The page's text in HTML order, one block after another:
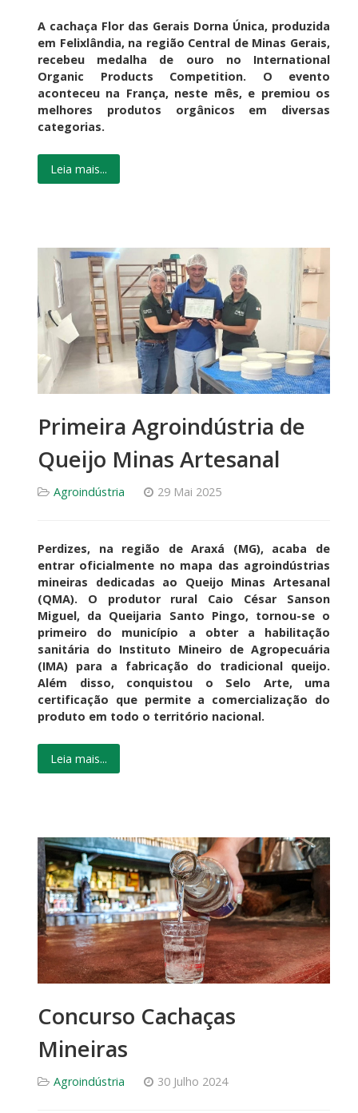
A cachaça Flor das Gerais Dorna Única, produzida
em Felixlândia, na região Central de Minas Gerais,
recebeu medalha de ouro no International
Organic Products Competition. O evento
aconteceu na França, neste mês, e premiou os
melhores produtos orgânicos em diversas
categorias.
Leia mais...
Primeira Agroindústria de
Queijo Minas Artesanal
Agroindústria 29 Mai 2025
Perdizes, na região de Araxá (MG), acaba de
entrar oficialmente no mapa das agroindústrias
mineiras dedicadas ao Queijo Minas Artesanal
(QMA). O produtor rural Caio César Sanson
Miguel, da Queijaria Santo Pingo, tornou-se o
primeiro do município a obter a habilitação
sanitária do Instituto Mineiro de Agropecuária
(IMA) para a fabricação do tradicional queijo.
Além disso, conquistou o Selo Arte, uma
certificação que permite a comercialização do
produto em todo o território nacional.
Leia mais...
Concurso Cachaças
Mineiras
Agroindústria 30 Julho 2024